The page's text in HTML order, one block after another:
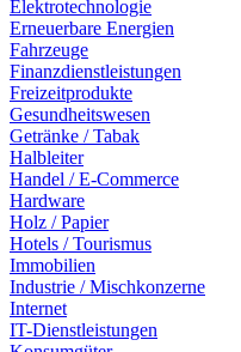
Elektrotechnologie
Erneuerbare Energien
Fahrzeuge
Finanzdienstleistungen
Freizeitprodukte
Gesundheitswesen
Getränke / Tabak
Halbleiter
Handel / E-Commerce
Hardware
Holz / Papier
Hotels / Tourismus
Immobilien
Industrie / Mischkonzerne
Internet
IT-Dienstleistungen